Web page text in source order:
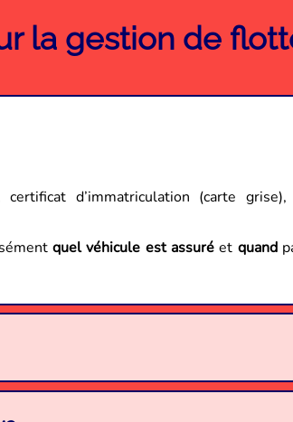
la gestion de
certificat d’immatriculation (carte grise),
quel véhicule est assuréet quand